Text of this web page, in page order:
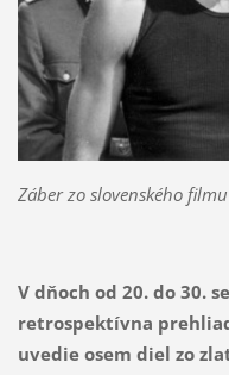
Záber zo slovenského
V dňoch od 20. do 30.
retrospektívna
uvedie osem diel zo